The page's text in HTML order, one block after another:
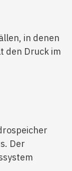
in denen
den Druck im
Der